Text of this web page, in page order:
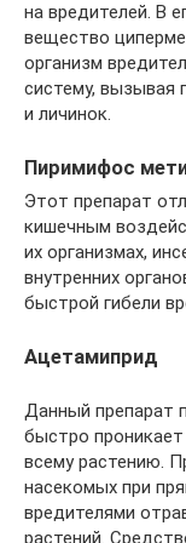
на вредителей. В
вещество
организм
систему, вызывая
и личинок.
Пиримифос
Этот препарат
кишечным
их организмах,
внутренних
быстрой гибели
Ацетамиприд
Данный препарат
быстро проникает
всему растению.
насекомых при
вредителями
растений.